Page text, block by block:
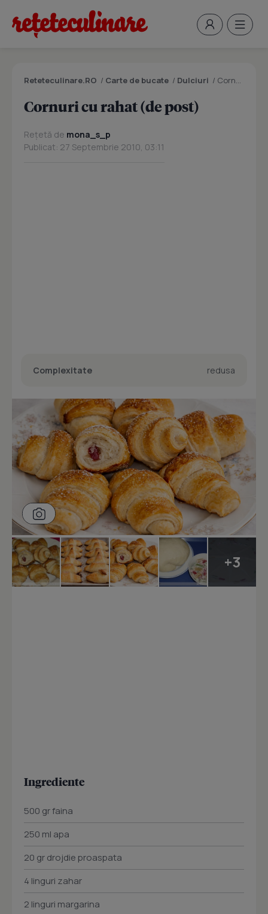
Reteteculinare.RO / Carte de bucate / Dulciuri / Cornuri cu rahat (de post)
Cornuri cu rahat (de post)
Rețetă de mona_s_p
Publicat: 27 Septembrie 2010, 03:11
Complexitate redusa
+3
Ingrediente
500 gr faina
250 ml apa
20 gr drojdie proaspata
4 linguri zahar
2 linguri margarina